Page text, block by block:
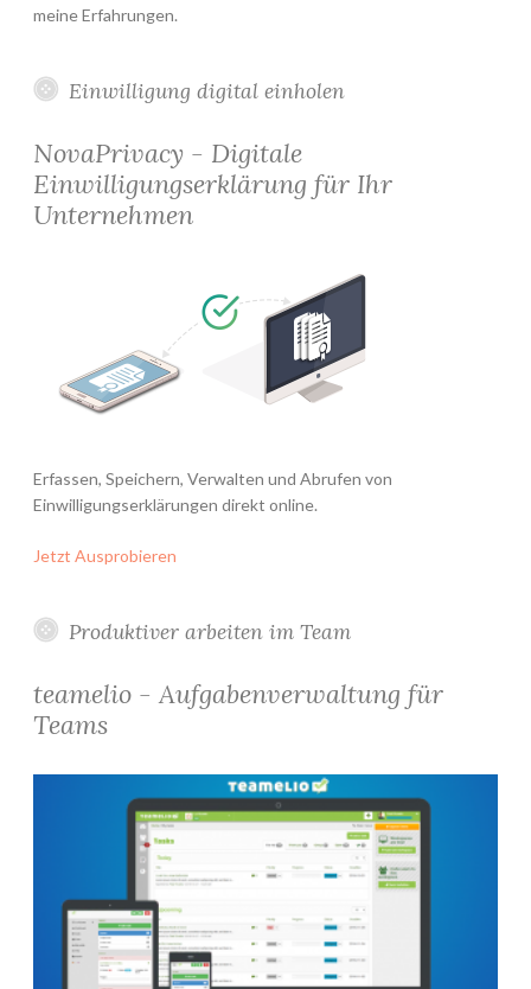
meine Erfahrungen.
Einwilligung digital einholen
NovaPrivacy - Digitale
Einwilligungserklärung für Ihr
Unternehmen
Erfassen, Speichern, Verwalten und Abrufen von
Einwilligungserklärungen direkt online.
Jetzt Ausprobieren
Produktiver arbeiten im Team
teamelio - Aufgabenverwaltung für
Teams